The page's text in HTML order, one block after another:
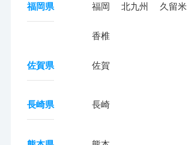
福岡県 福岡 北九州 久留米
香椎
佐賀県 佐賀
長崎県 長崎